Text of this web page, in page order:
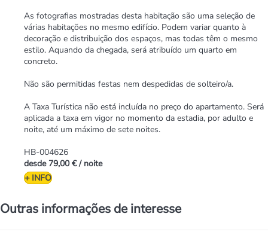
As fotografias mostradas desta habitação são uma seleção de
várias habitações no mesmo edifício. Podem variar quanto à
decoração e distribuição dos espaços, mas todas têm o mesmo
estilo. Aquando da chegada, será atribuído um quarto em
concreto.
Não são permitidas festas nem despedidas de solteiro/a.
A Taxa Turística não está incluída no preço do apartamento. Será
aplicada a taxa em vigor no momento da estadia, por adulto e
noite, até um máximo de sete noites.
HB-004626
desde 79,00 € / noite
+ INFO
Outras informações de interesse